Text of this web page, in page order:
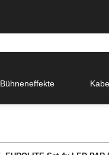
Bühneneffekte